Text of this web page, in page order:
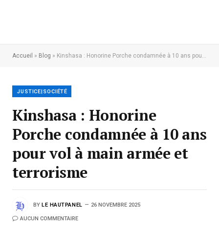
Accueil » Blog » Kinshasa : Honorine Porche condamnée à 10 ans pour vol à main armée et terrorisme
JUSTICE|SOCIÉTÉ
Kinshasa : Honorine
Porche condamnée à 10 ans
pour vol à main armée et
terrorisme
BY LE HAUTPANEL 26 NOVEMBRE 2025
AUCUN COMMENTAIRE